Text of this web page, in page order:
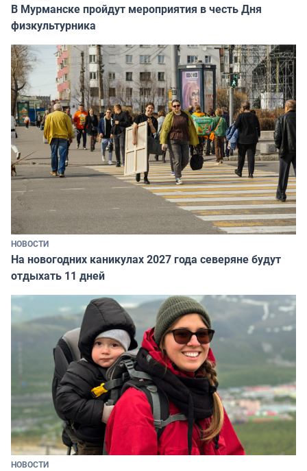
В Мурманске пройдут мероприятия в честь Дня
физкультурника
НОВОСТИ
На новогодних каникулах 2027 года северяне будут
отдыхать 11 дней
НОВОСТИ